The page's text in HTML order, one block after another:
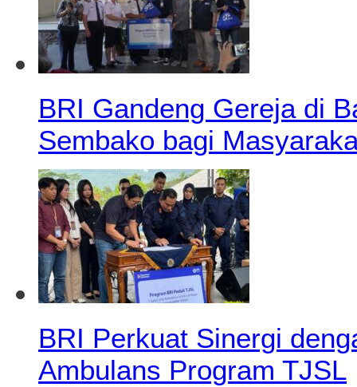
BRI Gandeng Gereja di
Sembako bagi
BRI Perkuat Sinergi
Ambulans Program TJSL